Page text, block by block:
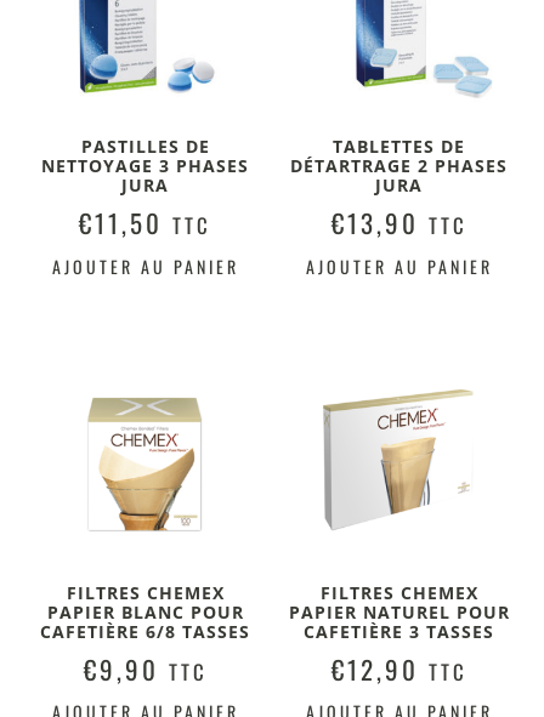
PASTILLES DE
NETTOYAGE 3 PHASES
JURA
€11,50 TTC
AJOUTER AU PANIER
TABLETTES DE
DÉTARTRAGE 2 PHASES
JURA
€13,90 TTC
AJOUTER AU PANIER
FILTRES CHEMEX
PAPIER BLANC POUR
CAFETIÈRE 6/8 TASSES
€9,90 TTC
FILTRES CHEMEX
PAPIER NATUREL POUR
CAFETIÈRE 3 TASSES
€12,90 TTC